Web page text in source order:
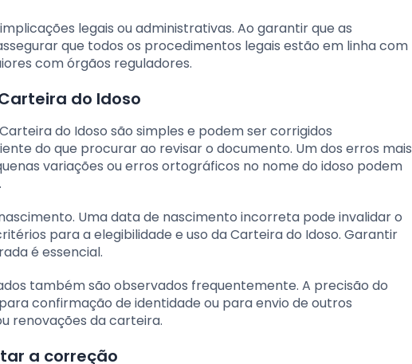
legais ou administrativas. Ao garantir que as
que todos os procedimentos legais estão em linha com
com órgãos reguladores.
do Idoso
do Idoso são simples e podem ser corrigidos
do que procurar ao revisar o documento. Um dos erros mais
variações ou erros ortográficos no nome do idoso podem
Uma data de nascimento incorreta pode invalidar o
para a elegibilidade e uso da Carteira do Idoso. Garantir
é essencial.
também são observados frequentemente. A precisão do
confirmação de identidade ou para envio de outros
renovações da carteira.
a correção